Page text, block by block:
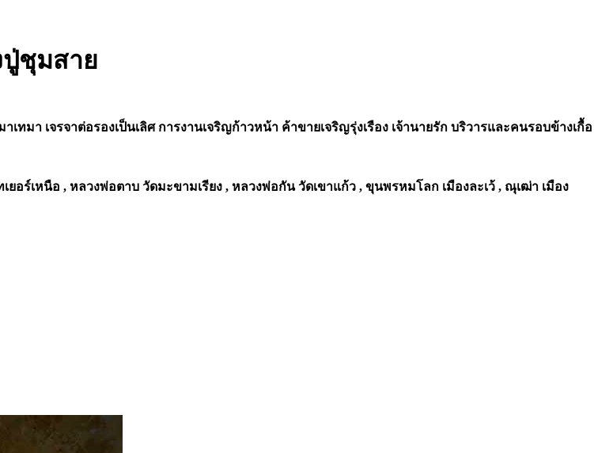
ปู่ชุมสาย
มา เจรจาต่อรองเป็นเลิศ การงานเจริญก้าวหน้า ค้าขายเจริญรุ่งเรือง เจ้านายรัก บริวารและคนรอบข้างเกื้อ
ร์เหนือ , หลวงพ่อตาบ วัดมะขามเรียง , หลวงพ่อกัน วัดเขาแก้ว , ขุนพรหมโลก เมืองละเว้ , ณุเฒ่า เมือง